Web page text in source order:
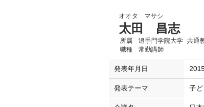
オオタ マサシ
太田 昌志
所属
追手門学院大学 共通
職種
常勤講師
発表年月日
発表テーマ 子